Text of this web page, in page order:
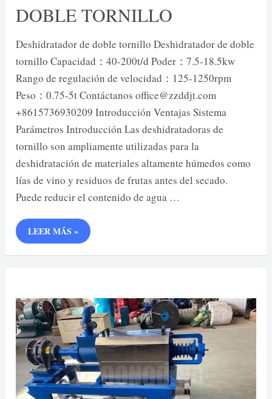
DOBLE TORNILLO
Deshidratador de doble tornillo Deshidratador de doble
tornillo Capacidad：40-200t/d Poder：7.5-18.5kw
Rango de regulación de velocidad：125-1250rpm
Peso：0.75-5t Contáctanos office@zzddjt.com
+8615736930209 Introducción Ventajas Sistema
Parámetros Introducción Las deshidratadoras de
tornillo son ampliamente utilizadas para la
deshidratación de materiales altamente húmedos como
lías de vino y residuos de frutas antes del secado.
Puede reducir el contenido de agua …
DESHIDRATADOR
DE
DOBLE
LEER MÁS »